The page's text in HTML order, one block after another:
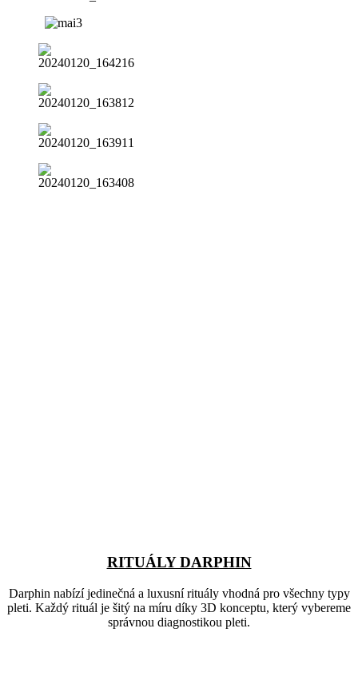
RITUÁLY DARPHIN
Darphin nabízí jedinečná a luxusní rituály vhodná pro všechny typy
pleti. Každý rituál je šitý na míru díky 3D konceptu, který vybereme
správnou diagnostikou pleti.